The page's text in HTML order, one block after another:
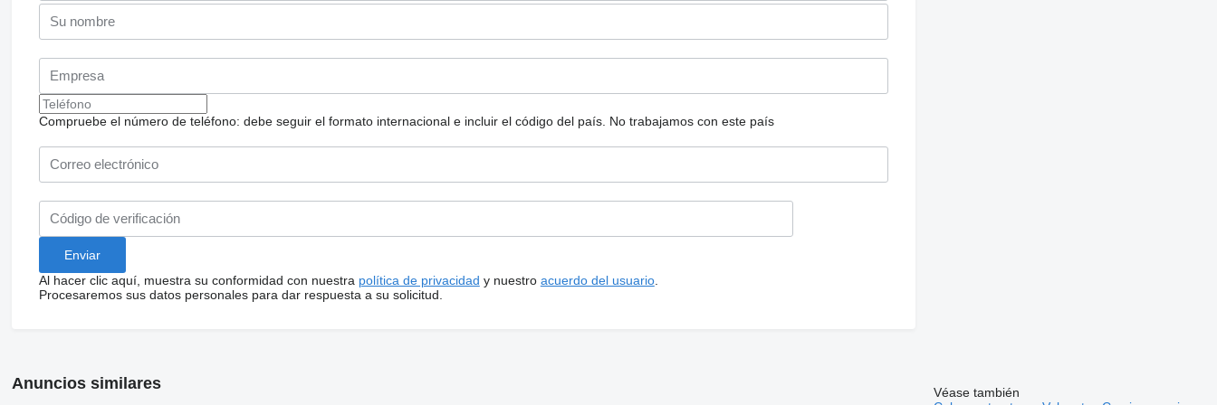
Compruebe el número de teléfono: debe seguir el formato internacional e incluir el código del país. No trabajamos con este país
Al hacer clic aquí, muestra su conformidad con nuestra política de privacidad y nuestro acuerdo del usuario.
Procesaremos sus datos personales para dar respuesta a su solicitud.
Anuncios similares
Véase también